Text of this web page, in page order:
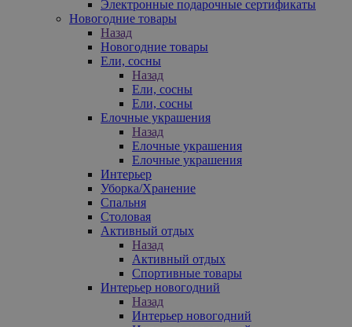
Электронные подарочные сертификаты
Новогодние товары
Назад
Новогодние товары
Ели, сосны
Назад
Ели, сосны
Ели, сосны
Елочные украшения
Назад
Елочные украшения
Елочные украшения
Интерьер
Уборка/Хранение
Спальня
Столовая
Активный отдых
Назад
Активный отдых
Спортивные товары
Интерьер новогодний
Назад
Интерьер новогодний